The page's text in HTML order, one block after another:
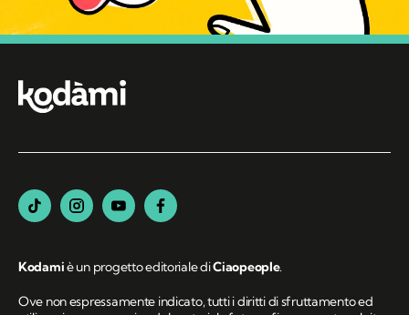
Kodamiè un progetto editoriale diCiaopeople.
Ove non espressamente indicato, tutti i diritti di sfruttamento ed